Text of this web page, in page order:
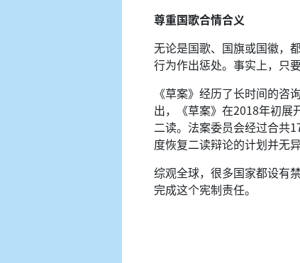
尊重国歌合情合义
无论是国歌、国旗或国徽，
行为作出惩处。事实上，只
《草案》经历了长时间的
出，《草案》在2018年初展
二读。法案委员会经过合共
度恢复二读辩论的计划并无异
综观全球，很多国家都设有
完成这个宪制责任。